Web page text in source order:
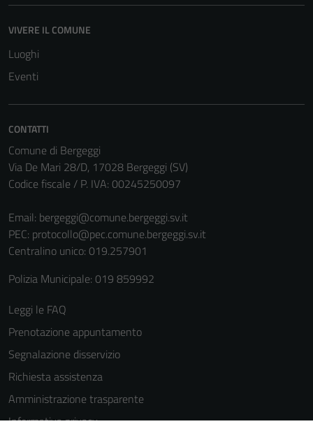
VIVERE IL COMUNE
Luoghi
Eventi
CONTATTI
Comune di Bergeggi
Via De Mari 28/D, 17028 Bergeggi (SV)
Codice fiscale / P. IVA: 00245250097
Email: bergeggi@comune.bergeggi.sv.it
PEC: protocollo@pec.comune.bergeggi.sv.it
Centralino unico: 019.257901
Polizia Municipale: 019 859992
Leggi le FAQ
Prenotazione appuntamento
Segnalazione disservizio
Richiesta assistenza
Amministrazione trasparente
Informativa privacy